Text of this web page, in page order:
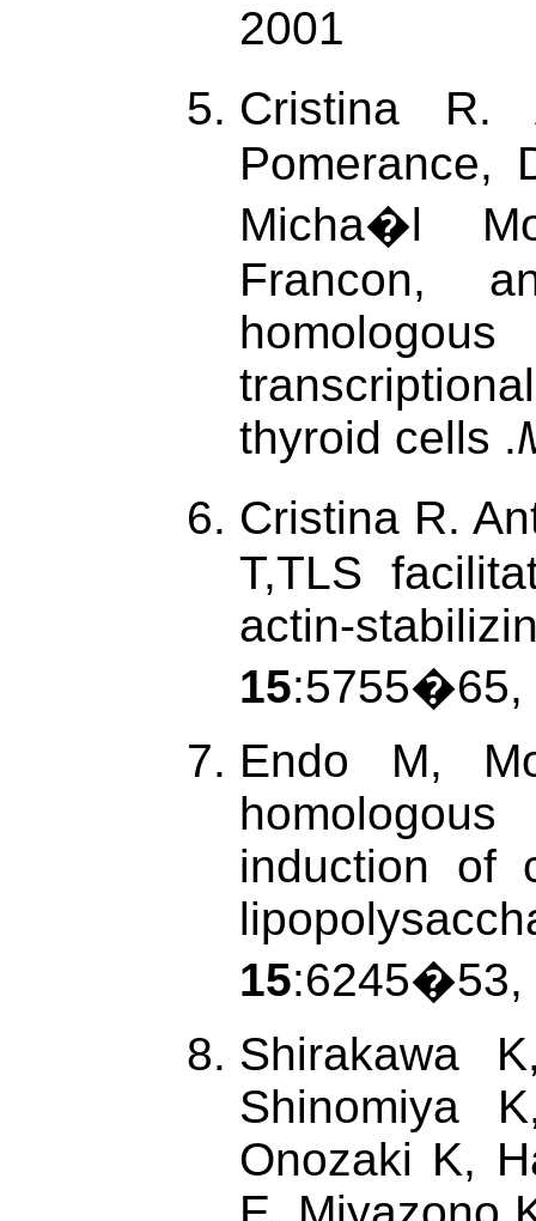
2001
Cristina R.
Pomerance,
Micha�l
Francon,
thyroid cells .
Cristina R.
T,TLS
actin-
15:5755�65,
Endo M,
induction of
15:6245�53,
Shirakawa
Shinomiya
Onozaki K,